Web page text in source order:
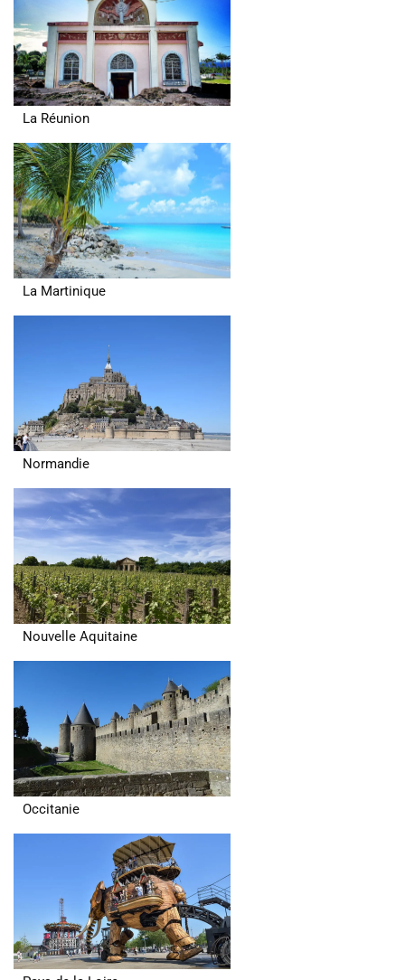
La Réunion
La Martinique
Normandie
Nouvelle Aquitaine
Occitanie